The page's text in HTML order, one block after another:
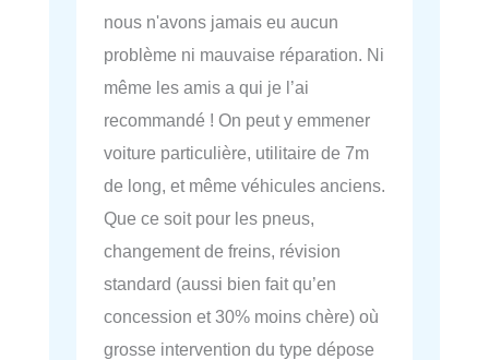
nous n'avons jamais eu aucun
problème ni mauvaise réparation. Ni
même les amis a qui je l’ai
recommandé ! On peut y emmener
voiture particulière, utilitaire de 7m
de long, et même véhicules anciens.
Que ce soit pour les pneus,
changement de freins, révision
standard (aussi bien fait qu’en
concession et 30% moins chère) où
grosse intervention du type dépose